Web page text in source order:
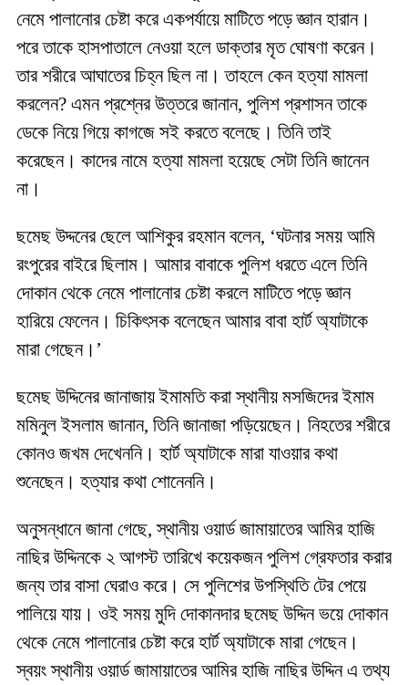
নেমে পালানোর চেষ্টা করে একপর্যায়ে মাটিতে পড়ে জ্ঞান হারান।
পরে তাকে হাসপাতালে নেওয়া হলে ডাক্তার মৃত ঘোষণা করেন।
তার শরীরে আঘাতের চিহ্ন ছিল না। তাহলে কেন হত্যা মামলা
করলেন? এমন প্রশ্নের উত্তরে জানান, পুলিশ প্রশাসন তাকে
ডেকে নিয়ে গিয়ে কাগজে সই করতে বলেছে। তিনি তাই
করেছেন। কাদের নামে হত্যা মামলা হয়েছে সেটা তিনি জানেন
না।
ছমেছ উদ্দনের ছেলে আশিকুর রহমান বলেন, ‘ঘটনার সময় আমি
রংপুরের বাইরে ছিলাম। আমার বাবাকে পুলিশ ধরতে এলে তিনি
দোকান থেকে নেমে পালানোর চেষ্টা করলে মাটিতে পড়ে জ্ঞান
হারিয়ে ফেলেন। চিকিৎসক বলেছেন আমার বাবা হার্ট অ্যাটাকে
মারা গেছেন।’
ছমেছ উদ্দিনের জানাজায় ইমামতি করা স্থানীয় মসজিদের ইমাম
মমিনুল ইসলাম জানান, তিনি জানাজা পড়িয়েছেন। নিহতের শরীরে
কোনও জখম দেখেননি। হার্ট অ্যাটাকে মারা যাওয়ার কথা
শুনেছেন। হত্যার কথা শোনেননি।
অনুসন্ধানে জানা গেছে, স্থানীয় ওয়ার্ড জামায়াতের আমির হাজি
নাছির উদ্দিনকে ২ আগস্ট তারিখে কয়েকজন পুলিশ গ্রেফতার করার
জন্য তার বাসা ঘেরাও করে। সে পুলিশের উপস্থিতি টের পেয়ে
পালিয়ে যায়। ওই সময় মুদি দোকানদার ছমেছ উদ্দিন ভয়ে দোকান
থেকে নেমে পালানোর চেষ্টা করে হার্ট অ্যাটাকে মারা গেছেন।
স্বয়ং স্থানীয় ওয়ার্ড জামায়াতের আমির হাজি নাছির উদ্দিন এ তথ্য